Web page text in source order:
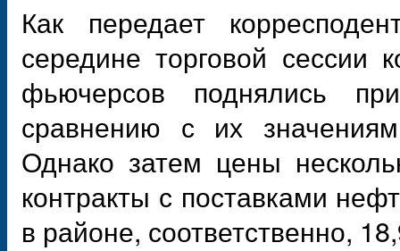
Как передает
середине торговой сессии
фьючерсов поднялись
сравнению с их
Однако затем цены
контракты с поставками
в районе, соответственно,